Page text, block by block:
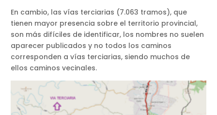
En cambio, las vías terciarias (7.063 tramos), que
tienen mayor presencia sobre el territorio provincial,
son más difíciles de identificar, los nombres no suelen
aparecer publicados y no todos los caminos
corresponden a vías terciarias, siendo muchos de
ellos caminos vecinales.